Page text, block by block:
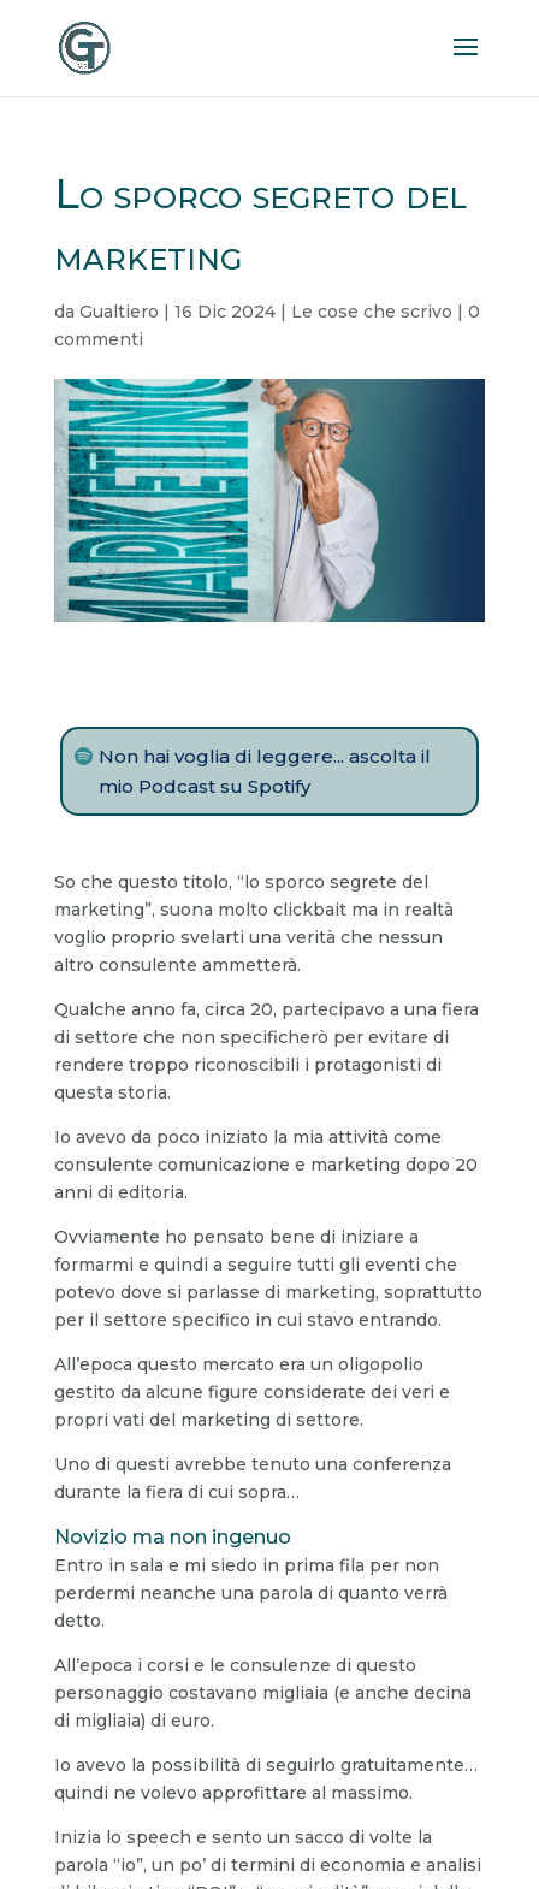
Lo sporco segreto del
marketing
da Gualtiero | 16 Dic 2024| Le cose che scrivo | 0
commenti
Non hai voglia di leggere... ascolta il
mio Podcast su Spotify
So che questo titolo, “lo sporco segrete del
marketing”, suona molto clickbait ma in realtà
voglio proprio svelarti una verità che nessun
altro consulente ammetterà.
Qualche anno fa, circa 20, partecipavo a una fiera
di settore che non specificherò per evitare di
rendere troppo riconoscibili i protagonisti di
questa storia.
Io avevo da poco iniziato la mia attività come
consulente comunicazione e marketing dopo 20
anni di editoria.
Ovviamente ho pensato bene di iniziare a
formarmi e quindi a seguire tutti gli eventi che
potevo dove si parlasse di marketing, soprattutto
per il settore specifico in cui stavo entrando.
All’epoca questo mercato era un oligopolio
gestito da alcune figure considerate dei veri e
propri vati del marketing di settore.
Uno di questi avrebbe tenuto una conferenza
durante la fiera di cui sopra…
Novizio ma non ingenuo
Entro in sala e mi siedo in prima fila per non
perdermi neanche una parola di quanto verrà
detto.
All’epoca i corsi e le consulenze di questo
personaggio costavano migliaia (e anche decina
di migliaia) di euro.
Io avevo la possibilità di seguirlo gratuitamente…
quindi ne volevo approfittare al massimo.
Inizia lo speech e sento un sacco di volte la
parola “io”, un po’ di termini di economia e analisi